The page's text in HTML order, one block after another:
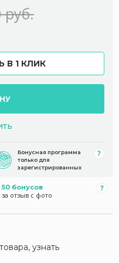
руб.
В 1 КЛИК
Бонусная программа
только для
зарегистрированных
50 бонусов
за отзыв с фото
узнать